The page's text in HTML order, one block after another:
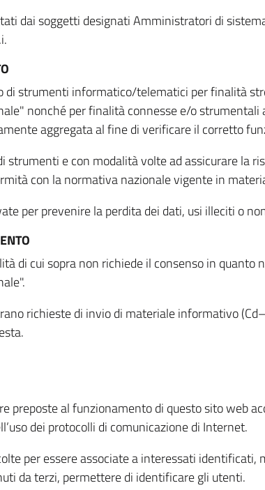
dai soggetti designati Amministratori di
di strumenti informatico/telematici per finalità
nonché per finalità connesse e/o
aggregata al fine di verificare il corretto
e con modalità volte ad assicurare la
con la normativa nazionale vigente in
per prevenire la perdita dei dati, usi illeciti o
di cui sopra non richiede il consenso in
richieste di invio di materiale informativo
preposte al funzionamento di questo sito web
dei protocolli di comunicazione di Internet.
per essere associate a interessati
da terzi, permettere di identificare gli utenti.